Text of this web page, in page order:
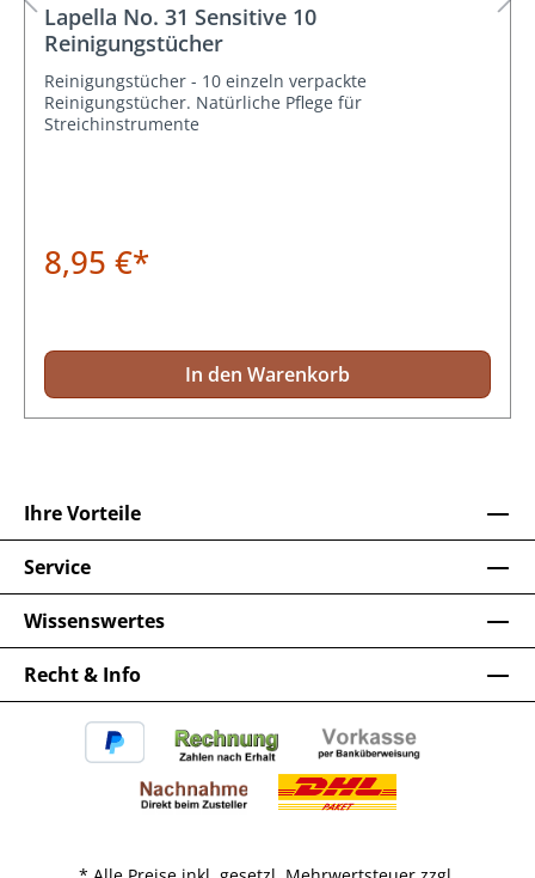
Lapella No. 31 Sensitive 10
Reinigungstücher
Reinigungstücher - 10 einzeln verpackte
Reinigungstücher. Natürliche Pflege für
Streichinstrumente
8,95 €*
In den Warenkorb
Recht & Info
Ihre Vorteile
Service
Wissenswertes